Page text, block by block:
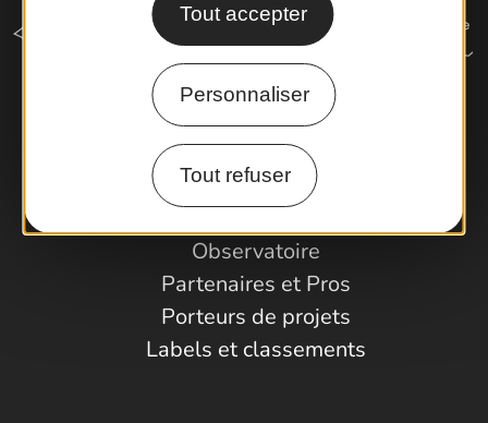
Tout accepter
Personnaliser
Tout refuser
Comment venir ?
Observatoire
Partenaires et Pros
Porteurs de projets
Labels et classements